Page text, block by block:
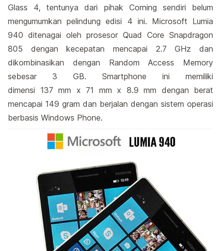
Glass 4, tentunya dari pihak Corning sendiri belum
mengumumkan pelindung edisi 4 ini. Microsoft Lumia
940 ditenagai oleh prosesor Quad Core Snapdragon
805 dengan kecepatan mencapai 2.7 GHz dan
dikombinasikan dengan Random Access Memory
sebesar 3 GB. Smartphone ini memiliki
dimensi 137 mm x 71 mm x 8.9 mm dengan berat
mencapai 149 gram dan berjalan dengan sistem operasi
berbasis Windows Phone.